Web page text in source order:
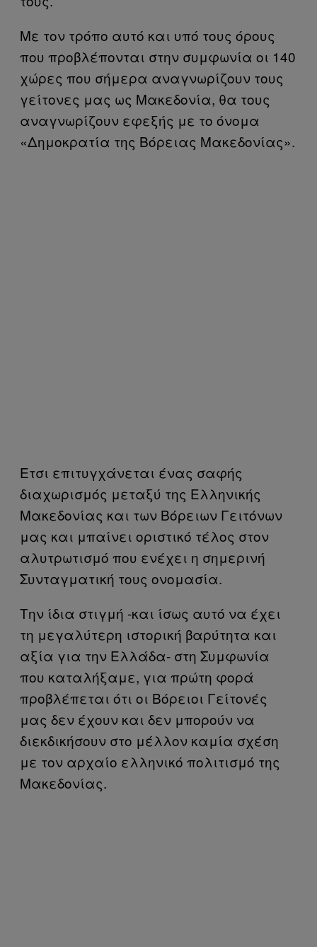
Με τον τρόπο αυτό και υπό τους όρους
που προβλέπονται στην συμφωνία οι 140
χώρες που σήμερα αναγνωρίζουν τους
γείτονες μας ως Μακεδονία, θα τους
αναγνωρίζουν εφεξής με το όνομα
«Δημοκρατία της Βόρειας Μακεδονίας».
Ετσι επιτυγχάνεται ένας σαφής
διαχωρισμός μεταξύ της Ελληνικής
Μακεδονίας και των Βόρειων Γειτόνων
μας και μπαίνει οριστικό τέλος στον
αλυτρωτισμό που ενέχει η σημερινή
Συνταγματική τους ονομασία.
Την ίδια στιγμή -και ίσως αυτό να έχει
τη μεγαλύτερη ιστορική βαρύτητα και
αξία για την Ελλάδα- στη Συμφωνία
που καταλήξαμε, για πρώτη φορά
προβλέπεται ότι οι Βόρειοι Γείτονές
μας δεν έχουν και δεν μπορούν να
διεκδικήσουν στο μέλλον καμία σχέση
με τον αρχαίο ελληνικό πολιτισμό της
Μακεδονίας.